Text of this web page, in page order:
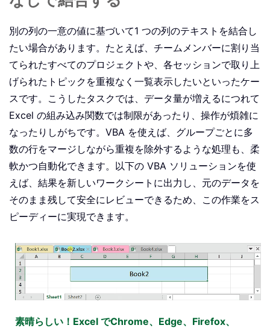
別の列の一意の値に基づいて1 つの列のテキストを結合し
たい場合があります。たとえば、チームメンバーに割り当
てられたすべてのプロジェクトや、各セッションで取り上
げられたトピックを重複なく一覧表示したいといったケー
スです。こうしたタスクでは、データ量が増えるにつれて
Excel の組み込み関数では制限があったり、操作が煩雑に
なったりしがちです。VBA を使えば、グループごとに多
数の行をマージしながら重複を除外するような処理も、柔
軟かつ自動化できます。以下の VBA ソリューションを使
えば、結果を新しいワークシートに出力し、元のデータを
そのまま残して安全にレビューできるため、この作業をス
ピーディーに実現できます。
素晴らしい！Excel でChrome、Edge、Firefox、